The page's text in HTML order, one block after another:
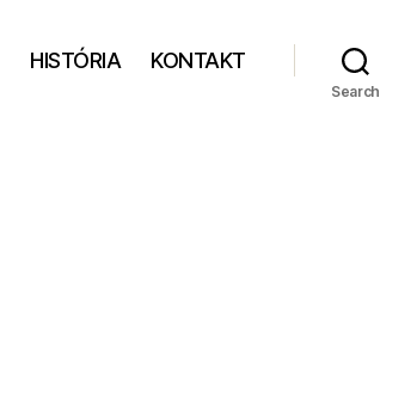
HISTÓRIA KONTAKT
Search